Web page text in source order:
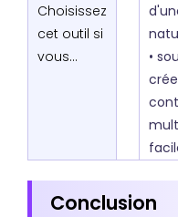
Choisissez
cet outil si
vous...
•
Conclusion